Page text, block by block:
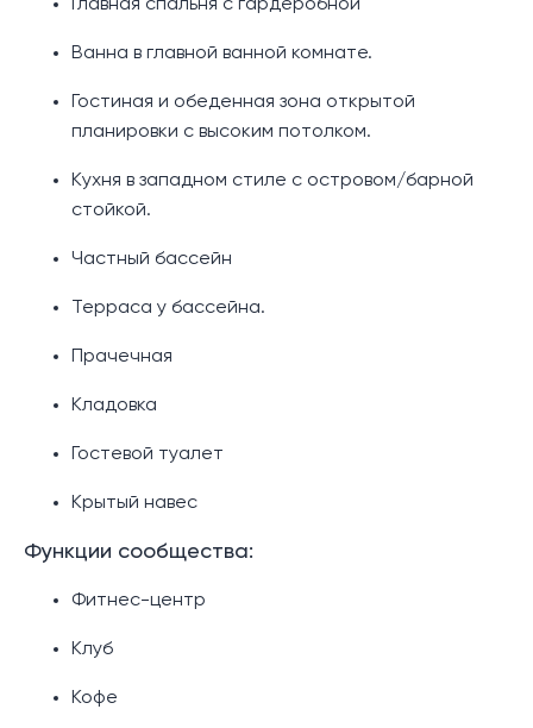
Главная спальня с гардеробной
Ванна в главной ванной комнате.
Гостиная и обеденная зона открытой
планировки с высоким потолком.
Кухня в западном стиле с островом/барной
стойкой.
Частный бассейн
Терраса у бассейна.
Прачечная
Кладовка
Гостевой туалет
Крытый навес
Функции сообщества:
Фитнес-центр
Клуб
Кофе